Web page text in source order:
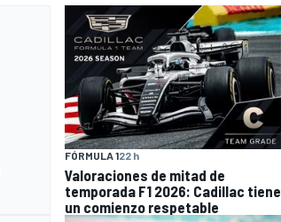
FÓRMULA 122 h
Valoraciones de mitad de
temporada F1 2026: Cadillac tiene
un comienzo respetable